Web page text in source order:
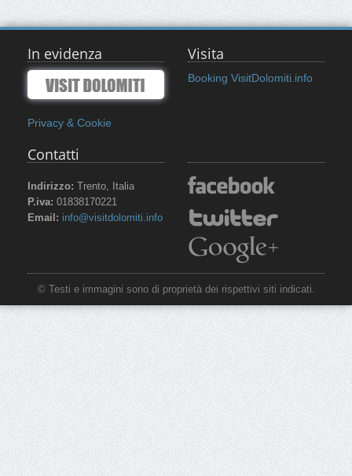
In evidenza
Privacy & Cookie
Visita
Booking VisitDolomiti.info
Contatti
Indirizzo: Trento, Italia
P.iva: 01838170221
Email: info@visitdolomiti.info
© Testi e immagini sono di proprietà dei rispettivi siti indicati.